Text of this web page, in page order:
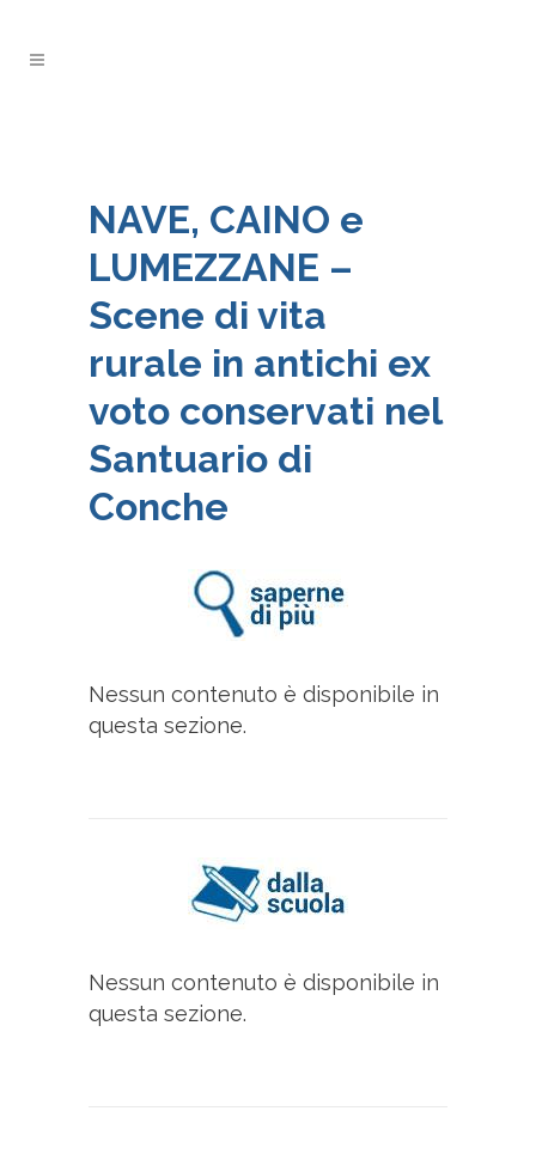
NAVE, CAINO e
LUMEZZANE –
Scene di vita
rurale in antichi ex
voto conservati nel
Santuario di
Conche
Nessun contenuto è disponibile in
questa sezione.
Nessun contenuto è disponibile in
questa sezione.